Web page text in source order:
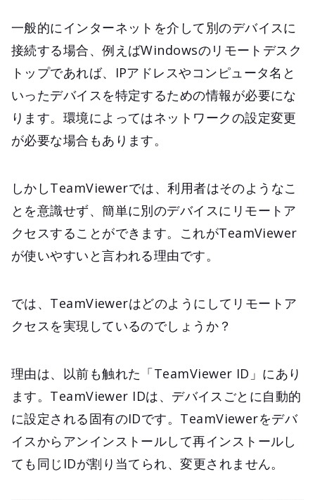
一般的にインターネットを介して別のデバイスに
接続する場合、例えばWindowsのリモートデスク
トップであれば、IPアドレスやコンピュータ名と
いったデバイスを特定するための情報が必要にな
ります。環境によってはネットワークの設定変更
が必要な場合もあります。
しかしTeamViewerでは、利用者はそのようなこ
とを意識せず、簡単に別のデバイスにリモートア
クセスすることができます。これがTeamViewer
が使いやすいと言われる理由です。
では、TeamViewerはどのようにしてリモートア
クセスを実現しているのでしょうか？
理由は、以前も触れた「TeamViewer ID」にあり
ます。TeamViewer IDは、デバイスごとに自動的
に設定される固有のIDです。TeamViewerをデバ
イスからアンインストールして再インストールし
ても同じIDが割り当てられ、変更されません。